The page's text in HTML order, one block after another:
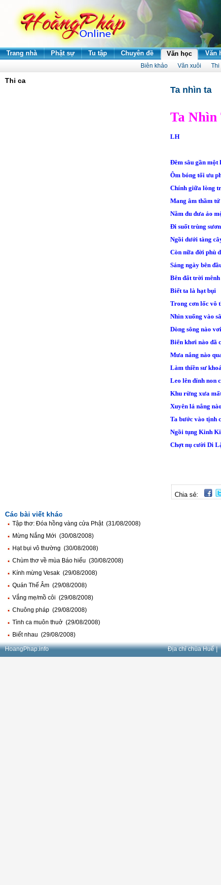
Trang nhà Phật sự Tu tập Chuyên đề Văn học Văn
Biên khảo Văn xuôi Thi
Thi ca
Ta nhìn ta
Ta Nhìn
LH
Đêm sâu gần một
Ôm bóng tối ưu
Chính giữa lòng
Mang âm thầm tứ
Nằm đu đưa ảo
Đi suốt trùng
Ngồi dưới tàng
Còn nữa đời phù
Sáng ngày bên
Bên đất trời
Biết ta là hạt bụi
Trong cơn lốc vô
Nhìn xuống vào
Dòng sông nào
Biển khơi nào đã
Mưa nắng nào
Làm thiền sư
Leo lên đỉnh non
Khu rừng xưa
Xuyên lá nắng
Ta bước vào tịnh
Ngồi tụng Kinh
Chợt nụ cười Di
Chia sẻ:
Các bài viết khác
Tập thơ: Đóa hồng vàng cửa Phật (31/08/2008)
Mừng Nắng Mới (30/08/2008)
Hạt bụi vô thường (30/08/2008)
Chùm thơ về mùa Báo hiếu (30/08/2008)
Kính mừng Vesak (29/08/2008)
Quán Thế Âm (29/08/2008)
Vắng mẹ/mồ côi (29/08/2008)
Chuông pháp (29/08/2008)
Tình ca muôn thuở (29/08/2008)
Biết nhau (29/08/2008)
HoangPhap.info Địa chỉ chùa Huế |